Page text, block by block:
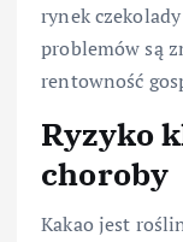
rynek
problemów są
rentowność
Ryzyko
choroby
Kakao jest